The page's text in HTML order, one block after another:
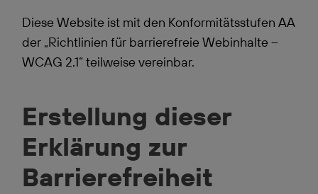
Diese Website ist mit den Konformitätsstufen AA
der „Richtlinien für barrierefreie Webinhalte –
WCAG 2.1“ teilweise vereinbar.
Erstellung dieser
Erklärung zur
Barrierefreiheit